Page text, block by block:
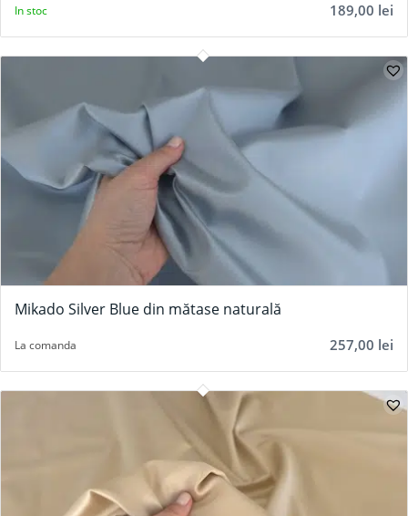
189,00 lei
In stoc
Mikado Silver Blue din mătase naturală
257,00 lei
La comanda